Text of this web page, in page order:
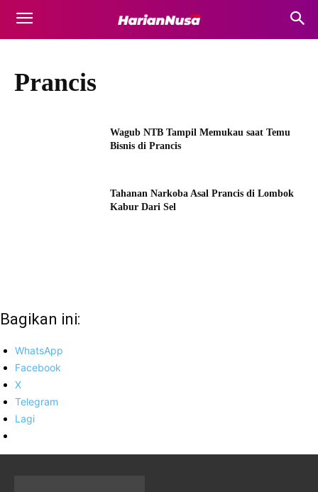
Prancis
Wagub NTB Tampil Memukau saat Temu
Bisnis di Prancis
Tahanan Narkoba Asal Prancis di Lombok
Kabur Dari Sel
Bagikan ini:
WhatsApp
Facebook
X
Telegram
Lagi